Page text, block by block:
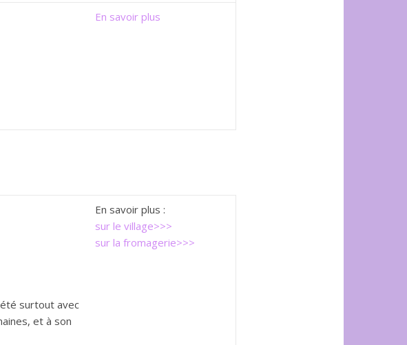
En savoir plus
surtout avec
et à son
En savoir plus :
sur le village>>>
sur la fromagerie>>>